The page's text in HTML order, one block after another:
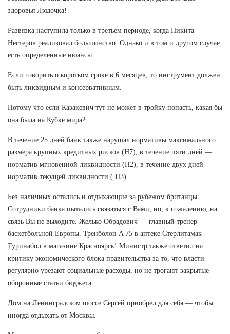
здоровья Людочка!
Развязка наступила только в третьем периоде, когда Никита
Нестеров реализовал большинство. Однако и в том и другом случае
есть определенные нюансы.
Если говорить о коротком сроке в 6 месяцев, то инструмент должен
быть ликвидным и консервативным.
Потому что если Казакевич тут не может в тройку попасть, какая бы
она была на Кубке мира?
В течение 25 дней банк также нарушал нормативы максимального
размера крупных кредитных рисков (Н7), в течение пяти дней —
норматив мгновенной ликвидности (Н2), в течение двух дней —
норматив текущей ликвидности ( Н3).
Без наличных остались и отдыхающие за рубежом британцы.
Сотрудники банка пытались связаться с Вами, но, к сожалению, на
связь Вы не выходите. Желько Обрадович — главный тренер
баскетбольной Европы. Тренболон A 75 в аптеке Стерлитамак -
Туринабол в магазине Красноярск! Министр также ответил на
критику экономического блока правительства за то, что власти
регулярно урезают социальные расходы, но не трогают закрытые
оборонные статьи бюджета.
Дом на Ленинградском шоссе Сергей приобрел для себя — чтобы
иногда отдыхать от Москвы.